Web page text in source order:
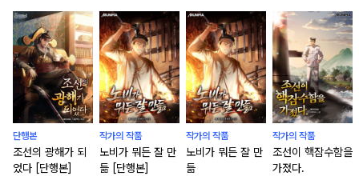
단행본
조선의 광해가 되
었다 [단행본]
작가의 작품
노비가 뭐든 잘 만
듦 [단행본]
작가의 작품
노비가 뭐든 잘 만
듦
작가의 작품
조선이 핵잠수함을
가졌다.